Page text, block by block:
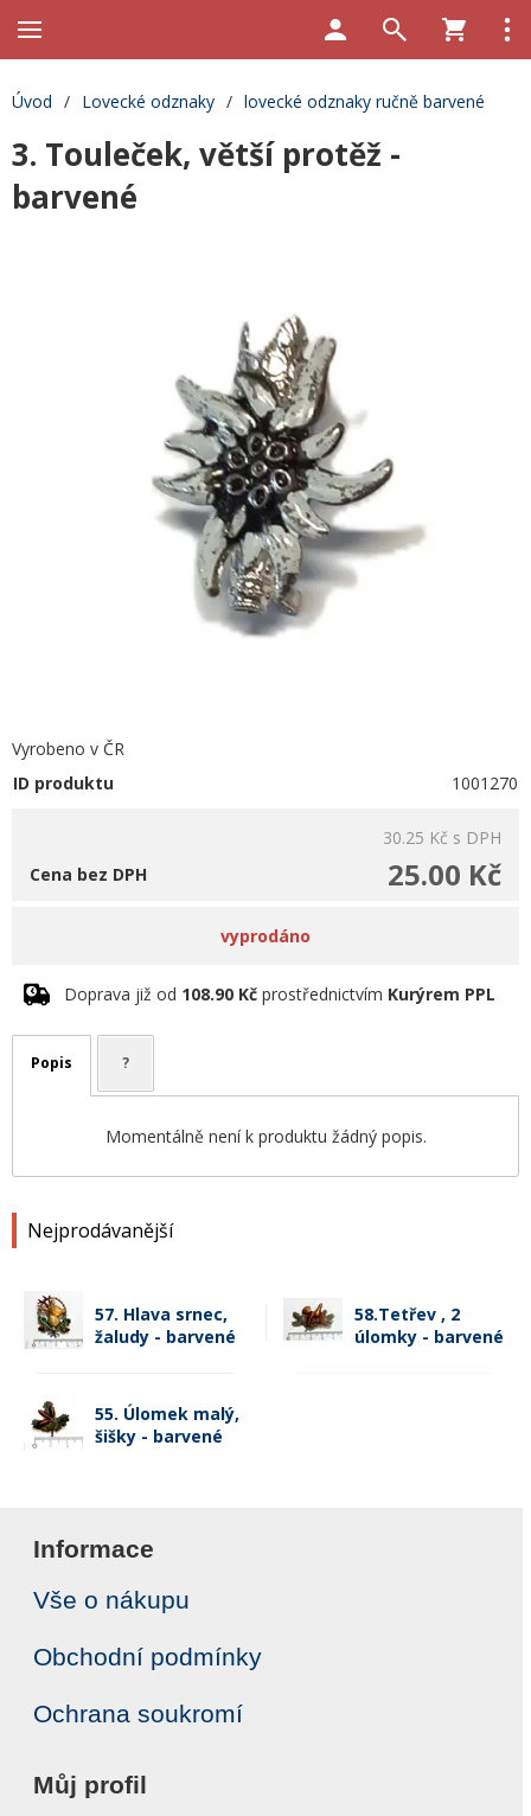
Nejprodávanější
57. Hlava srnec,
žaludy - barvené
58.Tetřev , 2
úlomky - barvené
55. Úlomek malý,
šišky - barvené
Úvod / Lovecké odznaky / lovecké odznaky ručně barvené
3. Touleček, větší protěž -
barvené
Vyrobeno v ČR
ID produktu
1001270
30.25 Kč s DPH
25.00 Kč
Cena bez DPH
vyprodáno
Doprava již od 108.90 Kč prostřednictvím Kurýrem PPL
Popis ?
Momentálně není k produktu žádný popis.
Informace
Vše o nákupu
Obchodní podmínky
Ochrana soukromí
Můj profil